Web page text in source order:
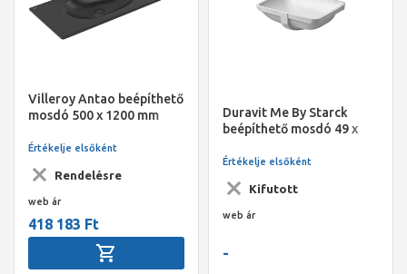
Villeroy Antao beépíthető
mosdó 500 x 1200 mm
Rendelésre
Értékelje elsőként
web ár
418 183 Ft
Duravit Me By Starck
beépíthető mosdó 49 x
beépítéshez, csaplyukpad
nélkül
Kifutott
Értékelje elsőként
web ár
-